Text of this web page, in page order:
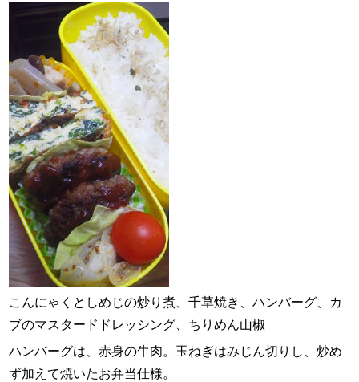
こんにゃくとしめじの炒り煮、千草焼き、ハンバーグ、カ
ブのマスタードドレッシング、ちりめん山椒
ハンバーグは、赤身の牛肉。玉ねぎはみじん切りし、炒め
ず加えて焼いたお弁当仕様。